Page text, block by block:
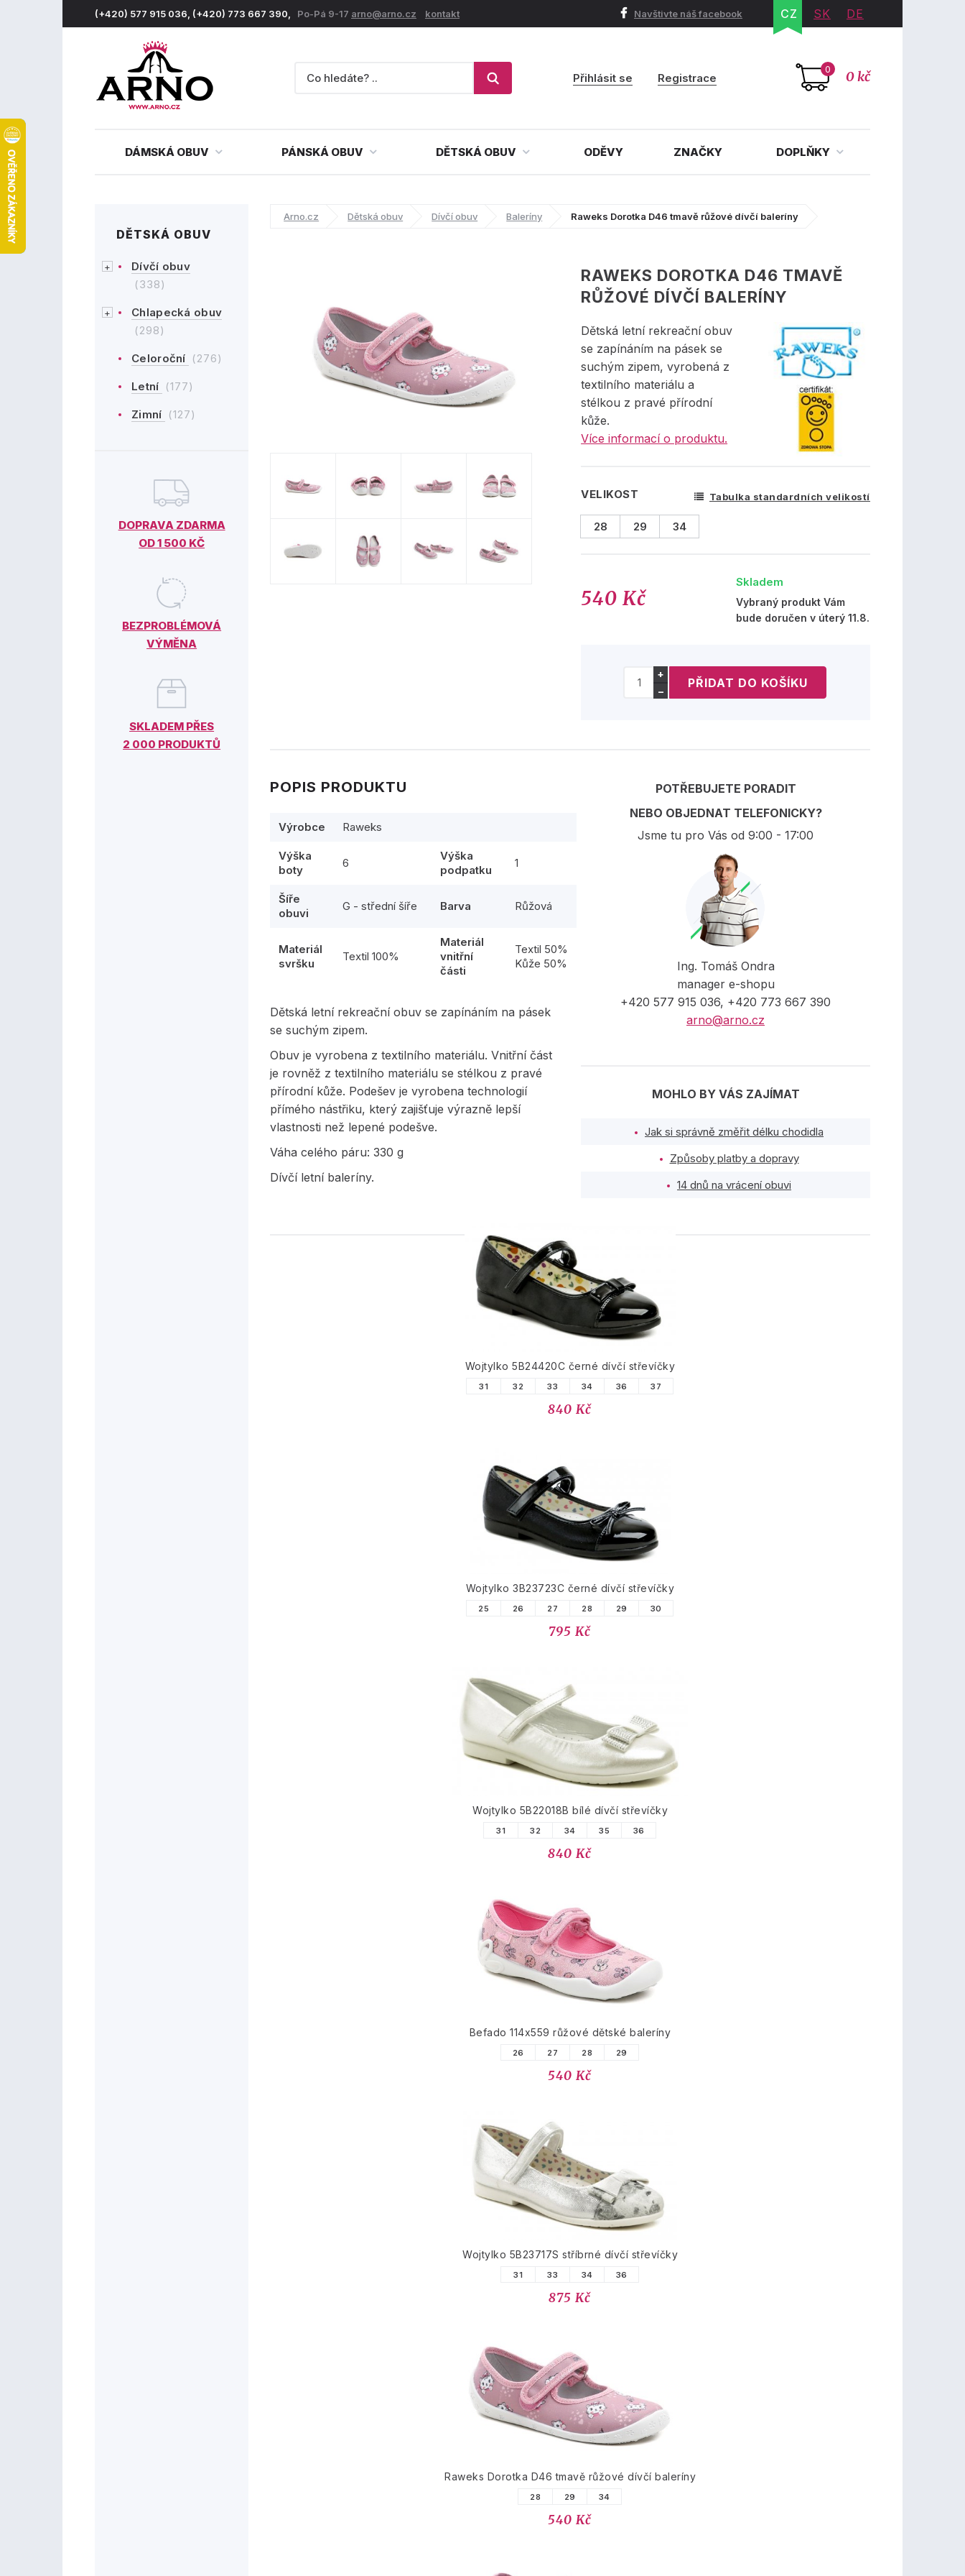
(+420) 577 915 036, (+420) 773 667 390, Po-Pá 9-17 arno@arno.cz kontakt Navštivte náš facebook CZ SK DE
0 0 kč
Přihlásit se Registrace
DÁMSKÁ OBUV PÁNSKÁ OBUV DĚTSKÁ OBUV ODĚVY ZNAČKY DOPLŇKY
DĚTSKÁ OBUV
Dívčí obuv
(338)
Chlapecká obuv
(298)
Celoroční (276)
Letní (177)
Zimní (127)
DOPRAVA ZDARMA
OD 1 500 KČ
BEZPROBLÉMOVÁ
VÝMĚNA
SKLADEM PŘES
2 000 PRODUKTŮ
Arno.cz Dětská obuv Dívčí obuv Baleríny Raweks Dorotka D46 tmavě růžové dívčí baleríny
RAWEKS DOROTKA D46 TMAVĚ
RŮŽOVÉ DÍVČÍ BALERÍNY
Dětská letní rekreační obuv
se zapínáním na pásek se
suchým zipem, vyrobená z
textilního materiálu a
stélkou z pravé přírodní
kůže.
Více informací o produktu.
VELIKOST Tabulka standardních velikostí
28 29 34
540 Kč
Skladem
Vybraný produkt Vám
bude doručen v úterý 11.8.
+
−
POPIS PRODUKTU
Výrobce Raweks
Výška
boty
6
Výška
podpatku
1
Šíře
obuvi
G - střední šíře Barva Růžová
Materiál
svršku
Textil 100%
Materiál
vnitřní
části
Textil 50%
Kůže 50%
Dětská letní rekreační obuv se zapínáním na pásek
se suchým zipem.
Obuv je vyrobena z textilního materiálu. Vnitřní část
je rovněž z textilního materiálu se stélkou z pravé
přírodní kůže. Podešev je vyrobena technologií
přímého nástřiku, který zajišťuje výrazně lepší
vlastnosti než lepené podešve.
Váha celého páru: 330 g
Dívčí letní baleríny.
POTŘEBUJETE PORADIT
NEBO OBJEDNAT TELEFONICKY?
Jsme tu pro Vás od 9:00 - 17:00
Ing. Tomáš Ondra
manager e-shopu
+420 577 915 036, +420 773 667 390
arno@arno.cz
MOHLO BY VÁS ZAJÍMAT
Jak si správně změřit délku chodidla
Způsoby platby a dopravy
14 dnů na vrácení obuvi
PODOBNÉ PRODUKTY
Wojtylko 5B24420C černé dívčí střevíčky
31 32 33 34 36 37
840 Kč
Wojtylko 3B23723C černé dívčí střevíčky
25 26 27 28 29 30
795 Kč
Wojtylko 5B22018B bílé dívčí střevíčky
31 32 34 35 36
840 Kč
Befado 114x559 růžové dětské baleríny
26 27 28 29
540 Kč
Wojtylko 5B23717S stříbrné dívčí střevíčky
31 33 34 36
875 Kč
Raweks Dorotka D46 tmavě růžové dívčí baleríny
28 29 34
540 Kč